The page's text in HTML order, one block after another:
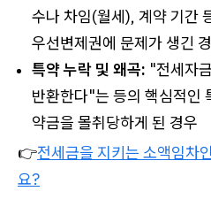
수나 차임(월세), 계약 기간
우선변제권에 문제가 생긴
특약 누락 및 왜곡: "전세자
반환한다"는 등의 핵심적인
약금을 몰취당하게 된 경우
👉전세금을 지키는 소액임차
요?